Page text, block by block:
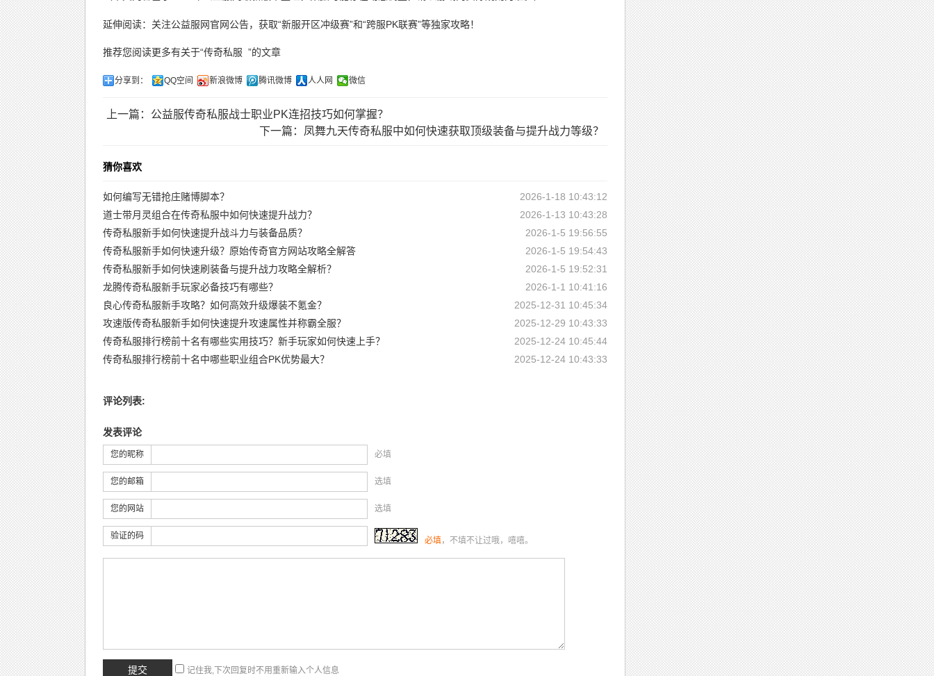
延伸阅读：关注公益服网官网公告，获取“新服开区冲级赛”和“跨服PK联赛”等独家攻略！
推荐您阅读更多有关于“传奇私服 ”的文章
分享到： QQ空间 新浪微博 腾讯微博 人人网 微信
上一篇：公益服传奇私服战士职业PK连招技巧如何掌握？
下一篇：凤舞九天传奇私服中如何快速获取顶级装备与提升战力等级？
猜你喜欢
如何编写无错抢庄赌博脚本？
2026-1-18 10:43:12
道士带月灵组合在传奇私服中如何快速提升战力？
2026-1-13 10:43:28
传奇私服新手如何快速提升战斗力与装备品质？
2026-1-5 19:56:55
传奇私服新手如何快速升级？原始传奇官方网站攻略全解答
2026-1-5 19:54:43
传奇私服新手如何快速刷装备与提升战力攻略全解析？
2026-1-5 19:52:31
龙腾传奇私服新手玩家必备技巧有哪些？
2026-1-1 10:41:16
良心传奇私服新手攻略？如何高效升级爆装不氪金？
2025-12-31 10:45:34
攻速版传奇私服新手如何快速提升攻速属性并称霸全服？
2025-12-29 10:43:33
传奇私服排行榜前十名有哪些实用技巧？新手玩家如何快速上手？
2025-12-24 10:45:44
传奇私服排行榜前十名中哪些职业组合PK优势最大？
2025-12-24 10:43:33
评论列表:
发表评论
您的昵称 必填
您的邮箱 选填
您的网站 选填
验证的码 必填，不填不让过哦，嘻嘻。
记住我,下次回复时不用重新输入个人信息